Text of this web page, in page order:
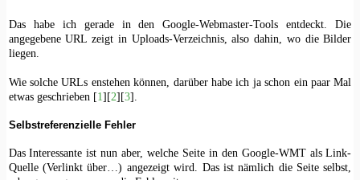
Das habe ich gerade in den Google-Webmaster-Tools entdeckt. Die
angegebene URL zeigt in Uploads-Verzeichnis, also dahin, wo die Bilder
liegen.
Wie solche URLs enstehen können, darüber habe ich ja schon ein paar Mal
etwas geschrieben [1][2][3].
Selbstreferenzielle Fehler
Das Interessante ist nun aber, welche Seite in den Google-WMT als Link-
Quelle (Verlinkt über…) angezeigt wird. Das ist nämlich die Seite selbst,